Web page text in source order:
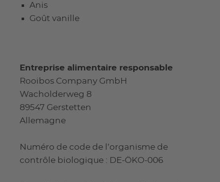
Anis
Goût vanille
Entreprise alimentaire responsable
Rooibos Company GmbH
Wacholderweg 8
89547 Gerstetten
Allemagne
Numéro de code de l’organisme de
contrôle biologique : DE-ÖKO-006